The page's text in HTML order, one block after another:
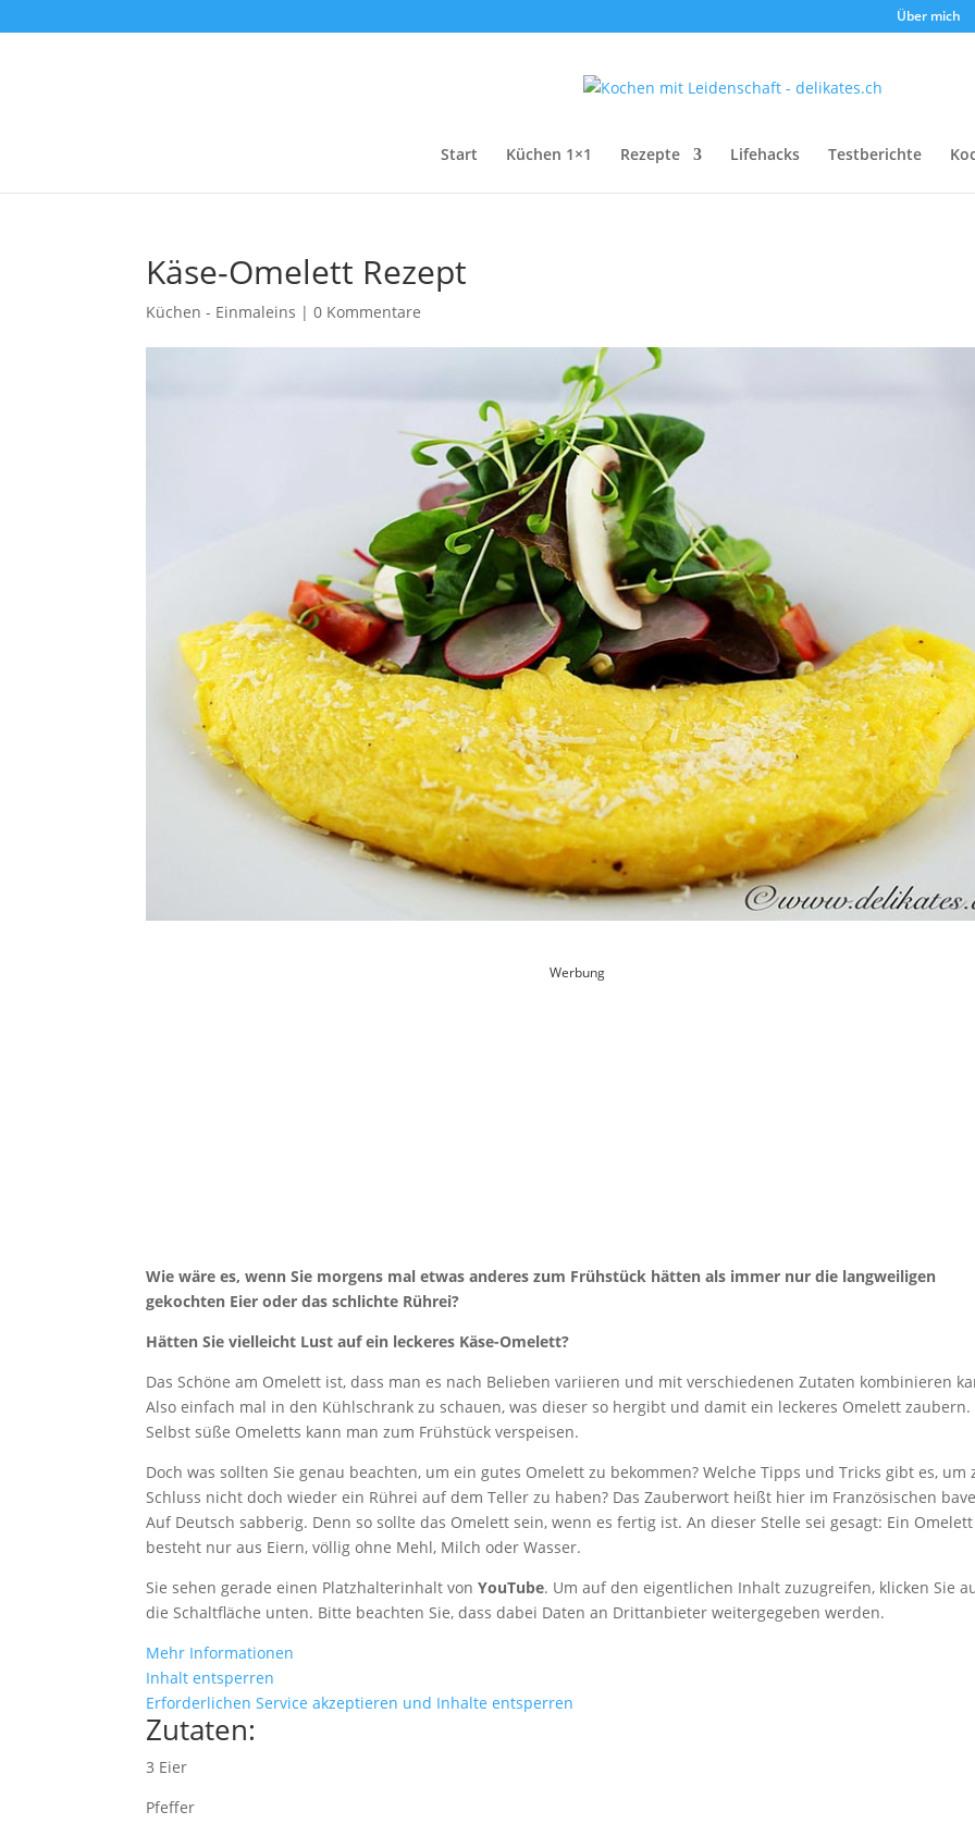
Über mich
Start Küchen 1×1 Rezepte Lifehacks Testberichte
Käse-Omelett Rezept
Küchen - Einmaleins |0 Kommentare
Werbung
Wie wäre es, wenn Sie morgens mal etwas anderes zum Frühstück hätten als immer nur die langweiligen
gekochten Eier oder das schlichte Rührei?
Hätten Sie vielleicht Lust auf ein leckeres Käse-Omelett?
Das Schöne am Omelett ist, dass man es nach Belieben variieren und mit verschiedenen Zutaten kombinieren
Also einfach mal in den Kühlschrank zu schauen, was dieser so hergibt und damit ein leckeres Omelett zaubern.
Selbst süße Omeletts kann man zum Frühstück verspeisen.
Doch was sollten Sie genau beachten, um ein gutes Omelett zu bekommen? Welche Tipps und Tricks gibt es, um
Schluss nicht doch wieder ein Rührei auf dem Teller zu haben? Das Zauberwort heißt hier im Französischen
Auf Deutsch sabberig. Denn so sollte das Omelett sein, wenn es fertig ist. An dieser Stelle sei gesagt: Ein Omelett
besteht nur aus Eiern, völlig ohne Mehl, Milch oder Wasser.
Sie sehen gerade einen Platzhalterinhalt vonYouTube. Um auf den eigentlichen Inhalt zuzugreifen, klicken Sie
die Schaltfläche unten. Bitte beachten Sie, dass dabei Daten an Drittanbieter weitergegeben werden.
Mehr Informationen
Inhalt entsperren
Erforderlichen Service akzeptieren und Inhalte entsperren
Zutaten:
3 Eier
Pfeffer